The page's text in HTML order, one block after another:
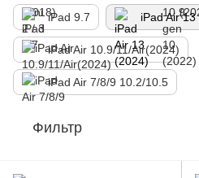
iPad 9.7 iPad Air
iPad Air 10.9/11/Air(2024)
iPad Air 7/8/9 10.2/10.5
Фильтр